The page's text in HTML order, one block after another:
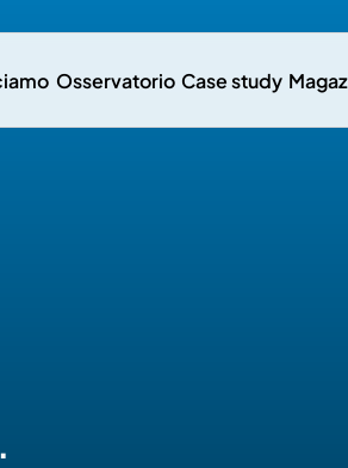
Osservatorio Case study